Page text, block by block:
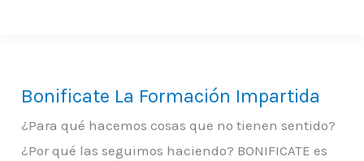
Bonificate La Formación Impartida
¿Para qué hacemos cosas que no tienen sentido?
¿Por qué las seguimos haciendo? BONIFICATE es
Bonificate
La
Formación